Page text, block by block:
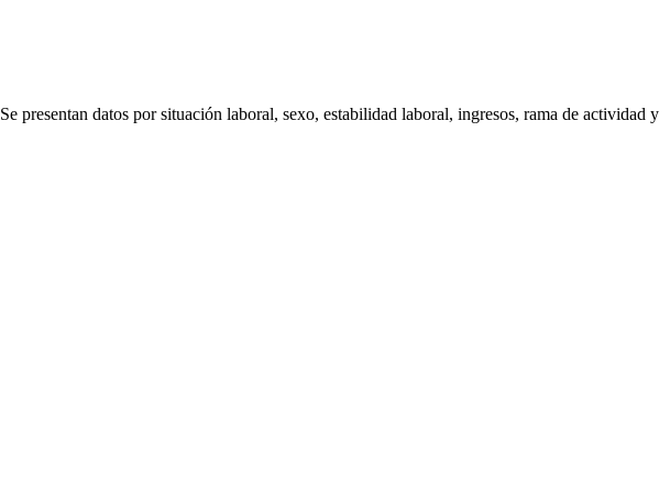
datos por situación laboral, sexo, estabilidad laboral, ingresos, rama de actividad y